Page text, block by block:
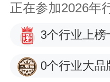
正在参加2026年
3个行业上榜
0个行业大